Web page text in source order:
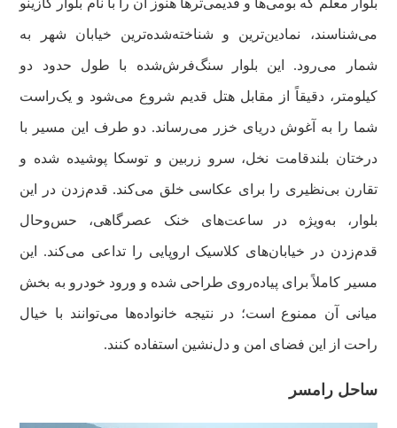
می‌شناسند، نمادین‌ترین و شناخته‌شده‌ترین خیابان شهر به
شمار می‌رود. این بلوار سنگ‌فرش‌شده با طول حدود دو
کیلومتر، دقیقاً از مقابل هتل قدیم شروع می‌شود و یک‌راست
شما را به آغوش دریای خزر می‌رساند. دو طرف این مسیر با
درختان بلندقامت نخل، سرو زربین و توسکا پوشیده شده و
تقارن بی‌نظیری را برای عکاسی خلق می‌کند. قدم‌زدن در این
بلوار، به‌ویژه در ساعت‌های خنک عصرگاهی، حس‌وحال
قدم‌زدن در خیابان‌های کلاسیک اروپایی را تداعی می‌کند. این
مسیر کاملاً برای پیاده‌روی طراحی شده و ورود خودرو به بخش
میانی آن ممنوع است؛ در نتیجه خانواده‌ها می‌توانند با خیال
راحت از این فضای امن و دل‌نشین استفاده کنند.
ساحل رامسر